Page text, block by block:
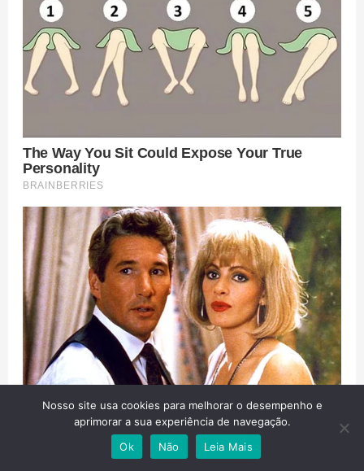
Nosso site usa cookies para melhorar o desempenho e
aprimorar a sua experiência de navegação.
Ok
Não Leia Mais